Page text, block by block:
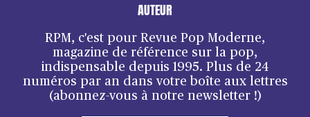
AUTEUR
RPM, c'est pour Revue Pop Moderne,
magazine de référence sur la pop,
indispensable depuis 1995. Plus de 24
numéros par an dans votre boîte aux lettres
(abonnez-vous à notre newsletter !)